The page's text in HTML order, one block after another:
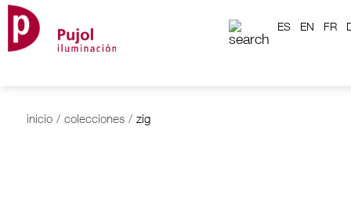
ES EN FR
inicio / colecciones / zig